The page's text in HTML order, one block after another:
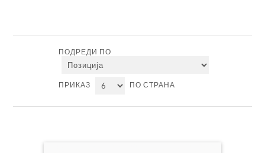
ПОДРЕДИ ПО
ПРИКАЗ ПО СТРАНА